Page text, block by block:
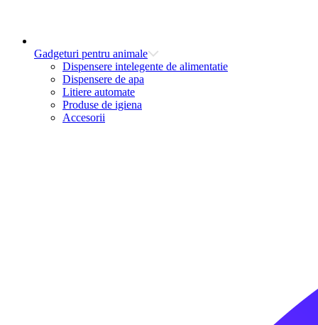
Gadgeturi pentru animale
Dispensere intelegente de alimentatie
Dispensere de apa
Litiere automate
Produse de igiena
Accesorii